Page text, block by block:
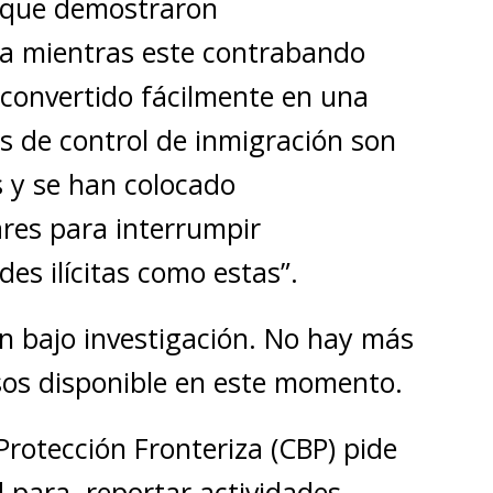
demostraron
mientras este contrabando
fácilmente en una
de control de inmigración son
se han colocado
para interrumpir
ilícitas como estas”.
bajo investigación. No hay más
disponible en este momento.
Fronteriza (CBP) pide